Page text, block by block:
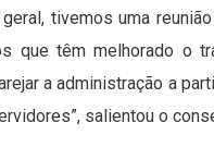
tivemos uma
que têm melhorado o
a administração a
salientou o